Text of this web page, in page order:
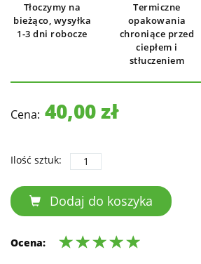
Tłoczymy na
bieżąco, wysyłka
1-3 dni robocze
Termiczne
opakowania
chroniące przed
ciepłem i
stłuczeniem
Cena: 40,00 zł
Ilość sztuk:
Dodaj do koszyka
Ocena: